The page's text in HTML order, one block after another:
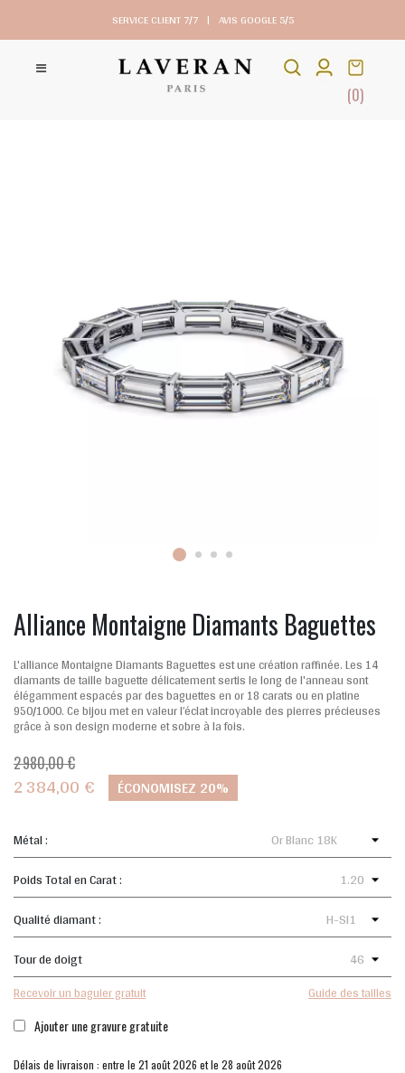
SERVICE CLIENT 7/7 | AVIS GOOGLE 5/5
(0)
Alliance Montaigne Diamants Baguettes
L'alliance Montaigne Diamants Baguettes est une création raffinée. Les 14
diamants de taille baguette délicatement sertis le long de l'anneau sont
élégamment espacés par des baguettes en or 18 carats ou en platine
950/1000. Ce bijou met en valeur l’éclat incroyable des pierres précieuses
grâce à son design moderne et sobre à la fois.
2 980,00 €
2 384,00 € ÉCONOMISEZ 20%
Métal :
Poids Total en Carat :
Qualité diamant :
Tour de doigt
Recevoir un baguier gratuit Guide des tailles
Ajouter une gravure gratuite
Délais de livraison : entre le 21 août 2026 et le 28 août 2026